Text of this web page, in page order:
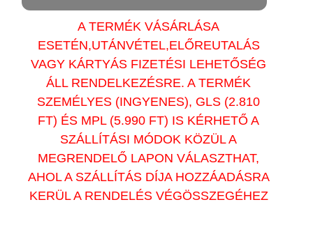
A TERMÉK VÁSÁRLÁSA
ESETÉN,UTÁNVÉTEL,ELŐREUTALÁS
VAGY KÁRTYÁS FIZETÉSI LEHETŐSÉG
ÁLL RENDELKEZÉSRE. A TERMÉK
SZEMÉLYES (INGYENES), GLS (2.810
FT) ÉS MPL (5.990 FT) IS KÉRHETŐ A
SZÁLLÍTÁSI MÓDOK KÖZÜL A
MEGRENDELŐ LAPON VÁLASZTHAT,
AHOL A SZÁLLÍTÁS DÍJA HOZZÁADÁSRA
KERÜL A RENDELÉS VÉGÖSSZEGÉHEZ